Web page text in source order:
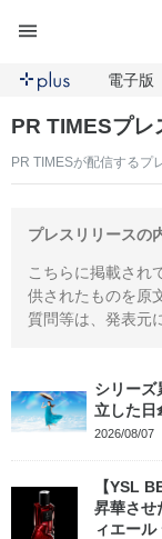
電子版
PR TIMESプレ
PR TIMESが配信するプ
プレスリリースの
こちらに掲載され
供されたものを原
質問等は、発表元
シリーズ
立した日
2026/08/07
【YSL
昇華させ
ィエール